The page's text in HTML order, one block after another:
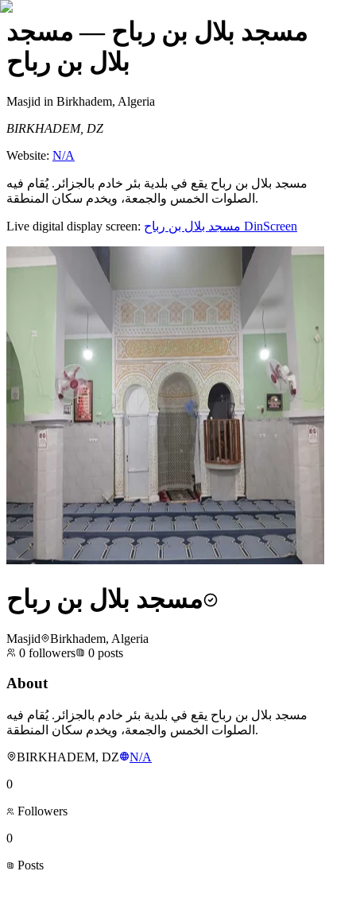
مسجد بلال بن رباح — مسجد
بلال بن رباح
Masjid in Birkhadem, Algeria
BIRKHADEM, DZ
Website: N/A
مسجد بلال بن رباح يقع في بلدية بئر خادم بالجزائر. يُقام فيه
الصلوات الخمس والجمعة، ويخدم سكان المنطقة.
Live digital display screen: مسجد بلال بن رباح DinScreen
مسجد بلال بن رباح
Masjid
Birkhadem, Algeria
0 followers 0 posts
About
مسجد بلال بن رباح يقع في بلدية بئر خادم بالجزائر. يُقام فيه
الصلوات الخمس والجمعة، ويخدم سكان المنطقة.
BIRKHADEM, DZ
N/A
0
Followers
0
Posts